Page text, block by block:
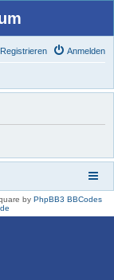
Anmelden
Registrieren
by PhpBB3 BBCodes